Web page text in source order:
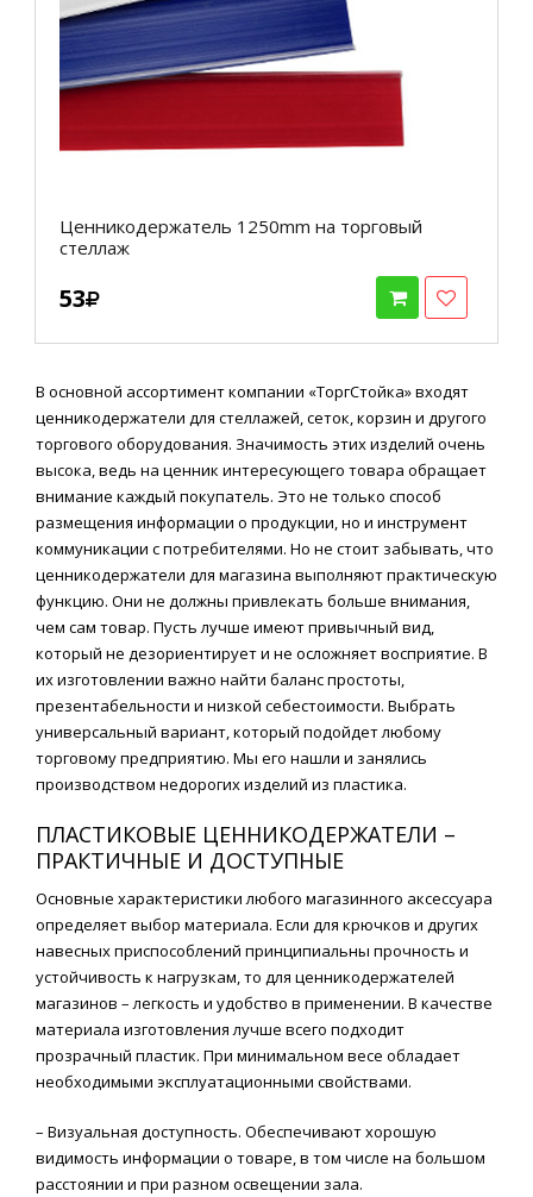
Ценникодержатель 1250mm на торговый
стеллаж
53
В основной ассортимент компании «ТоргСтойка» входят
ценникодержатели для стеллажей, сеток, корзин и другого
торгового оборудования. Значимость этих изделий очень
высока, ведь на ценник интересующего товара обращает
внимание каждый покупатель. Это не только способ
размещения информации о продукции, но и инструмент
коммуникации с потребителями. Но не стоит забывать, что
ценникодержатели для магазина выполняют практическую
функцию. Они не должны привлекать больше внимания,
чем сам товар. Пусть лучше имеют привычный вид,
который не дезориентирует и не осложняет восприятие. В
их изготовлении важно найти баланс простоты,
презентабельности и низкой себестоимости. Выбрать
универсальный вариант, который подойдет любому
торговому предприятию. Мы его нашли и занялись
производством недорогих изделий из пластика.
ПЛАСТИКОВЫЕ ЦЕННИКОДЕРЖАТЕЛИ –
ПРАКТИЧНЫЕ И ДОСТУПНЫЕ
Основные характеристики любого магазинного аксессуара
определяет выбор материала. Если для крючков и других
навесных приспособлений принципиальны прочность и
устойчивость к нагрузкам, то для ценникодержателей
магазинов – легкость и удобство в применении. В качестве
материала изготовления лучше всего подходит
прозрачный пластик. При минимальном весе обладает
необходимыми эксплуатационными свойствами.
– Визуальная доступность. Обеспечивают хорошую
видимость информации о товаре, в том числе на большом
расстоянии и при разном освещении зала.